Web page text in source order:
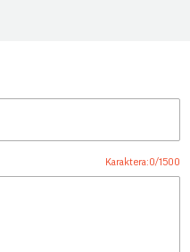
Karaktera:0/1500